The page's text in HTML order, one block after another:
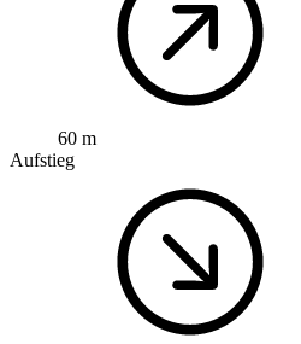
60 m
Aufstieg